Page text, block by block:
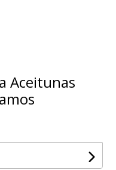
Aceitunas